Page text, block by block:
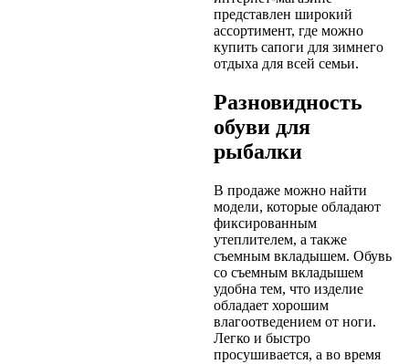
представлен широкий
ассортимент, где можно
купить сапоги для зимнего
отдыха для всей семьи.
Разновидность
обуви для
рыбалки
В продаже можно найти
модели, которые обладают
фиксированным
утеплителем, а также
съемным вкладышем. Обувь
со съемным вкладышем
удобна тем, что изделие
обладает хорошим
влагоотведением от ноги.
Легко и быстро
просушивается, а во время